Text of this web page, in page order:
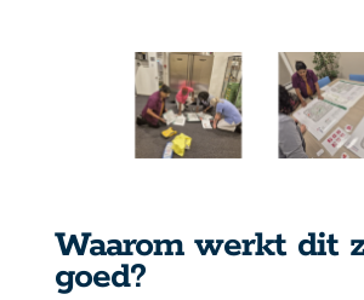
Waarom werkt dit
goed?